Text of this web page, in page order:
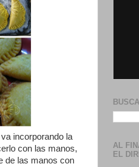
incorporando la
con las manos,
de las manos con
AL
EL